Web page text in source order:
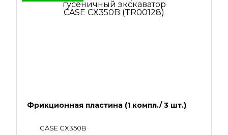
Фрикционная пластина (1 компл./ 3 шт.)
CASE CX350B